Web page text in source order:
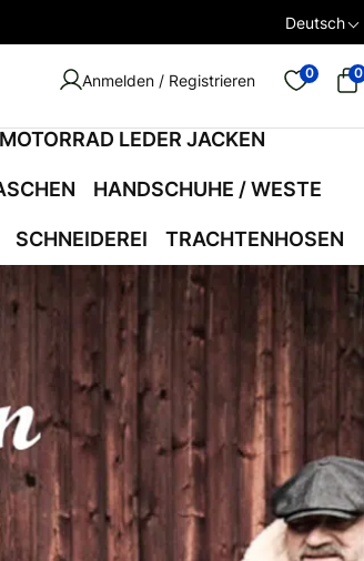
Deutsch
Anmelden / Registrieren 0 0
MOTORRAD LEDER JACKEN
HANDSCHUHE / WESTE
SCHNEIDEREI TRACHTENHOSEN